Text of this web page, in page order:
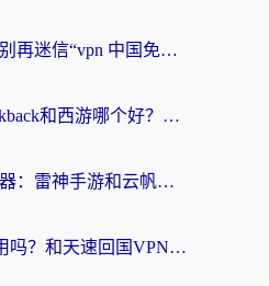
海外党避坑指南：别再迷信“vpn 中国免费”，选对回国加速器才能无缝刷国内资源
海外党必看：Quickback和西游哪个好？3个维度教你选对回国加速器
海外党选回国加速器：雷神手游和云帆哪个好？附3组对比+避坑指南
Quickback VPN好用吗？和天速回国VPN对比哪个回国效果更好？海外党必看的真实体验指南